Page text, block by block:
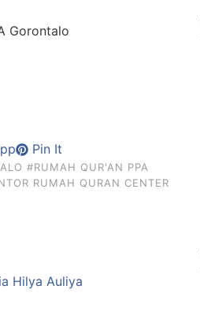
Pin It
#RUMAH QUR'AN PPA
RUMAH QURAN CENTER